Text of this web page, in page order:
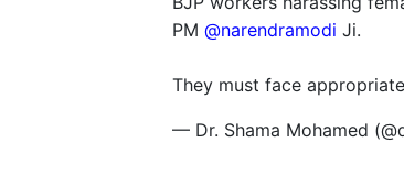
PM@narendramodi Ji.
They must face
— Dr. Shama Mohamed